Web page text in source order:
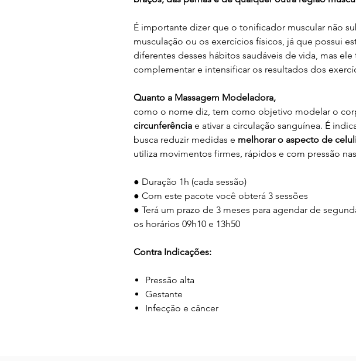
É importante dizer que o tonificador muscular não
musculação ou os exercícios físicos, já que possui
diferentes desses hábitos saudáveis de vida, mas
complementar e intensificar os resultados dos
Quanto a Massagem Modeladora,
como o nome diz, tem como objetivo modelar o
circunferênciae ativar a circulação sanguínea. É
busca reduzir medidas e melhorar o aspecto de
utiliza movimentos firmes, rápidos e com pressão
● Duração 1h (cada sessão)
● Com este pacote você obterá 3 sessões
● Terá um prazo de 3 meses para agendar de
os horários 09h10 e 13h50
Contra Indicações:
Pressão alta
Gestante
Infecção e câncer